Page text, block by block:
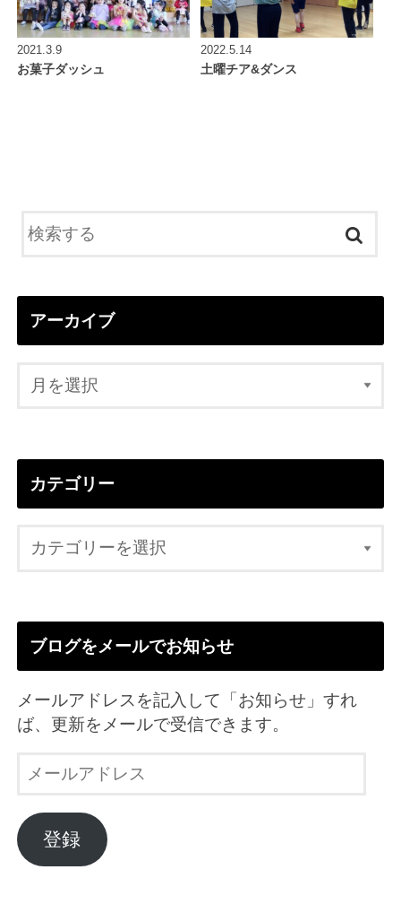
2021.3.9
お菓子ダッシュ
2022.5.14
土曜チア&ダンス
アーカイブ
カテゴリー
ブログをメールでお知らせ
メールアドレスを記入して「お知らせ」すれ
ば、更新をメールで受信できます。
ル
ア
ド
登録